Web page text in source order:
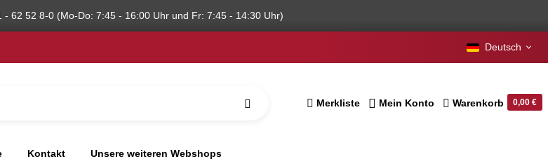
- 62 52 8-0 (Mo-Do: 7:45 - 16:00 Uhr und Fr: 7:45 - 14:30 Uhr)
Deutsch
Merkliste Mein Konto Warenkorb 0,00 €
Kontakt Unsere weiteren Webshops